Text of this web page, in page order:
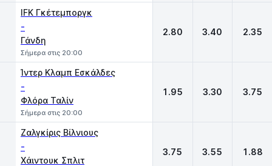
IFK Γκέτεμποργκ
-
Γάνδη
Σήμερα στις 20:00
2.80 3.40 2.35
Ίντερ Κλαμπ Εσκάλδες
-
Φλόρα Ταλίν
Σήμερα στις 20:00
1.95 3.30 3.75
Ζαλγκίρις Βίλνιους
-
Χάιντουκ Σπλιτ
3.75 3.55 1.88